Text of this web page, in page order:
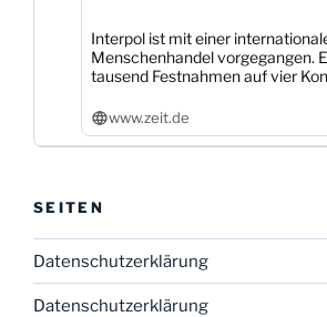
Interpol ist mit einer
Menschenhandel vorgegangen.
tausend Festnahmen auf vier
www.zeit.de
SEITEN
Datenschutzerklärung
Datenschutzerklärung